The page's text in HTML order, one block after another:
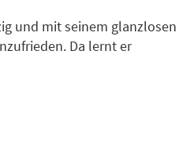
und mit seinem glanzlosen
Da lernt er
jung und strahlend
überreden, es noch einmal
sich, verlässt seine
Affäre. Chaos und Glück